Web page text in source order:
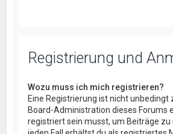
Registrierung und
Wozu muss ich mich registrieren?
Eine Registrierung ist nicht unbedingt
Board-Administration dieses Forums
registriert sein musst, um Beiträge